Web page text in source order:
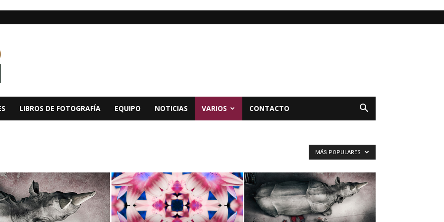
LIBROS DE FOTOGRAFÍA EQUIPO NOTICIAS VARIOS CONTACTO
MÁS POPULARES